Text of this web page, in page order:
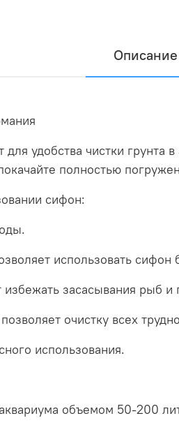
Описание
удобства чистки
полностью
сифон:
использовать
засасывания рыб и
очистку всех
использования.
объемом 50-200